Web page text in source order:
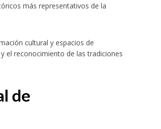
más representativos de la
cultural y espacios de
el reconocimiento de las tradiciones
de